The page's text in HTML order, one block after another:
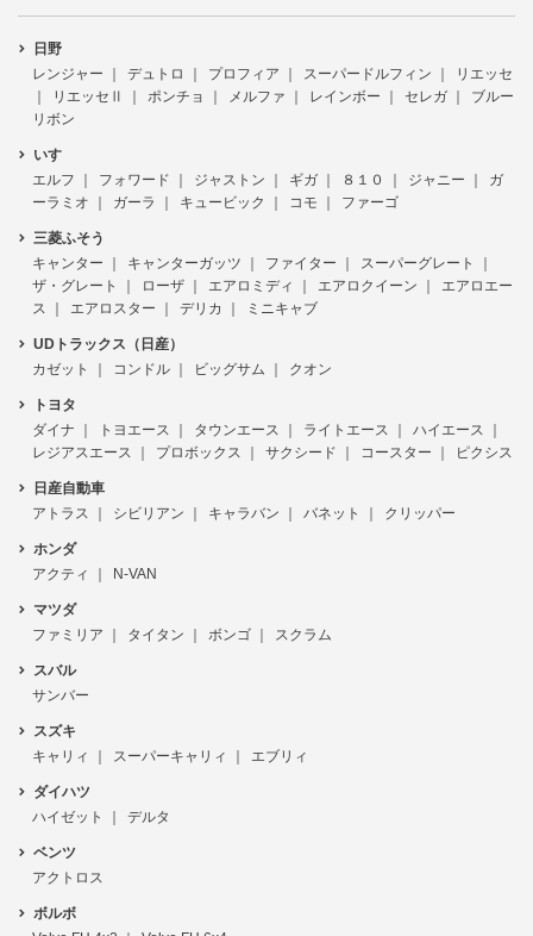
日野
レンジャー
デュトロ プロフィア スーパードルフィン
リエッセ
リエッセⅡ
ポンチョ メルファ レインボー セレガ
ブルー
リボン
いすゞ
エルフ
フォワード ジャストン ギガ ８１０ ジャニー
ガ
ーラミオ
ガーラ キュービック コモ ファーゴ
三菱ふそう
キャンター
キャンターガッツ ファイター
スーパーグレート
ザ・グレート
ローザ エアロミディ エアロクイーン
エアロエー
ス
エアロスター デリカ ミニキャブ
UDトラックス（日産）
カゼット
コンドル ビッグサム クオン
トヨタ
ダイナ
トヨエース タウンエース ライトエース
ハイエース
レジアスエース
プロボックス サクシード コースター ピクシス
日産自動車
アトラス
シビリアン キャラバン バネット クリッパー
ホンダ
アクティ
N-VAN
マツダ
ファミリア
タイタン ボンゴ スクラム
スバル
サンバー
スズキ
キャリィ
スーパーキャリィ エブリィ
ダイハツ
ハイゼット
デルタ
ベンツ
アクトロス
ボルボ